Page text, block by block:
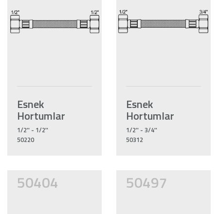
Esnek
Hortumlar
1/2'' - 1/2''
50220
Esnek
Hortumlar
1/2'' - 3/4''
50312
50404 50497